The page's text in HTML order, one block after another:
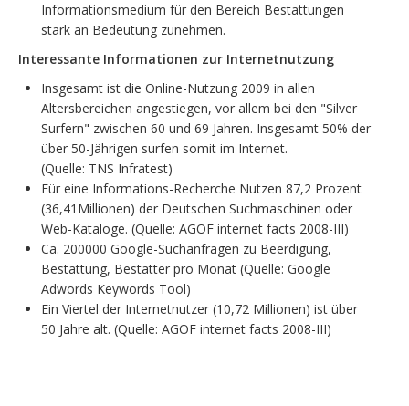
Informationsmedium für den Bereich Bestattungen
stark an Bedeutung zunehmen.
Interessante Informationen zur Internetnutzung
Insgesamt ist die Online-Nutzung 2009 in allen
Altersbereichen angestiegen, vor allem bei den "Silver
Surfern" zwischen 60 und 69 Jahren. Insgesamt 50% der
über 50-Jährigen surfen somit im Internet.
(Quelle: TNS Infratest)
Für eine Informations-Recherche Nutzen 87,2 Prozent
(36,41Millionen) der Deutschen Suchmaschinen oder
Web-Kataloge. (Quelle: AGOF internet facts 2008-III)
Ca. 200000 Google-Suchanfragen zu Beerdigung,
Bestattung, Bestatter pro Monat (Quelle: Google
Adwords Keywords Tool)
Ein Viertel der Internetnutzer (10,72 Millionen) ist über
50 Jahre alt. (Quelle: AGOF internet facts 2008-III)